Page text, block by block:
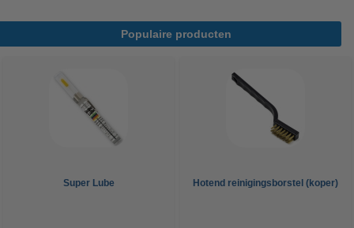
Populaire producten
Super Lube Hotend reinigingsborstel (koper)